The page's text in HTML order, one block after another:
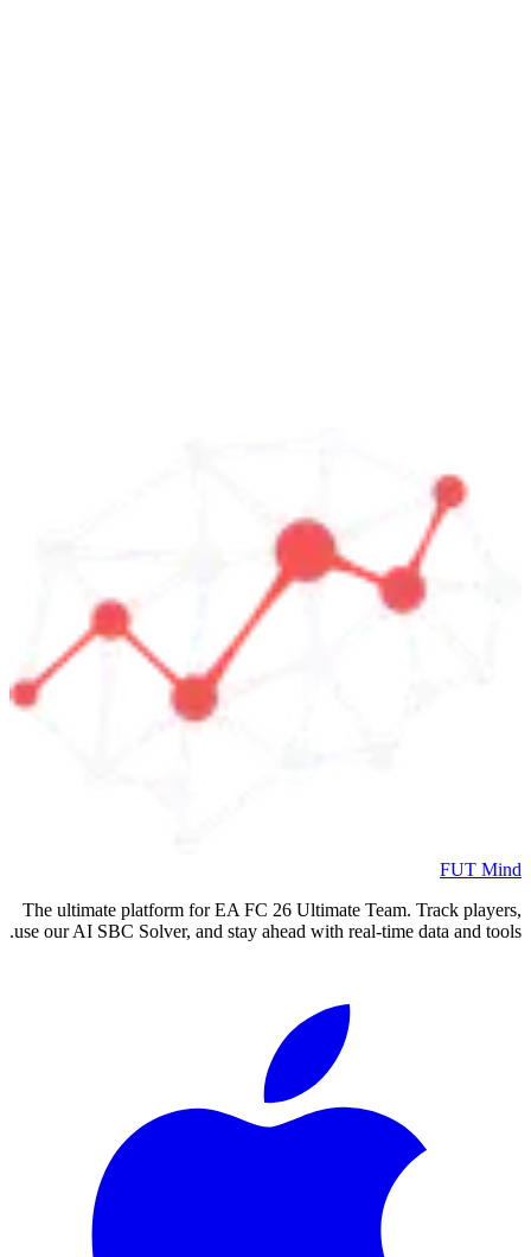
FUT Mind
The ultimate platform for EA FC 26 Ultimate Team. Track players,
use our AI SBC Solver, and stay ahead with real-time data and tools.